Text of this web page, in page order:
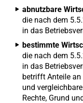
abnutzbare
die nach dem
in das
bestimmte
die nach dem
in das
betrifft Anteile an
und
Rechte, Grund